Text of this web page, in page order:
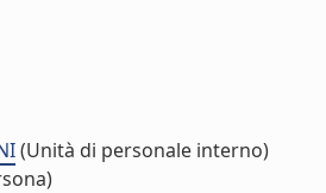
(Unità di personale interno)